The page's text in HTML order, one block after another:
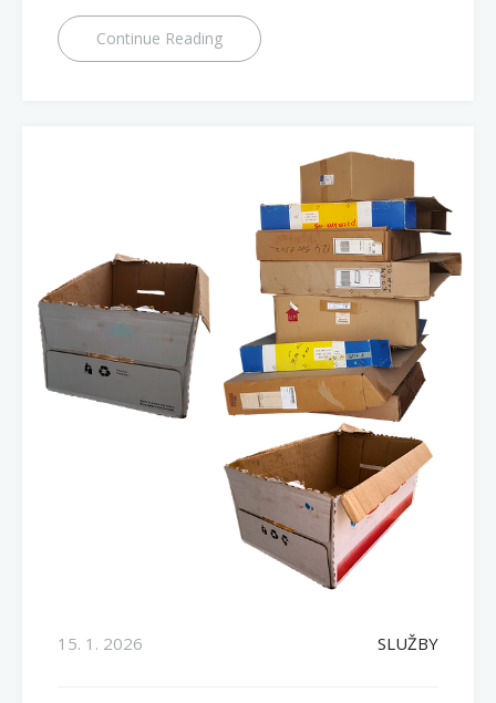
Continue Reading
15. 1. 2026 SLUŽBY